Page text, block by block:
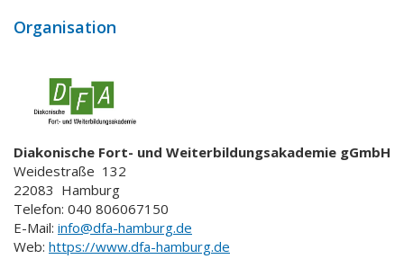
Organisation
Diakonische Fort- und Weiterbildungsakademie gGmbH
Weidestraße 132
22083 Hamburg
Telefon: 040 806067150
E-Mail: info@dfa-hamburg.de
Web: https://www.dfa-hamburg.de